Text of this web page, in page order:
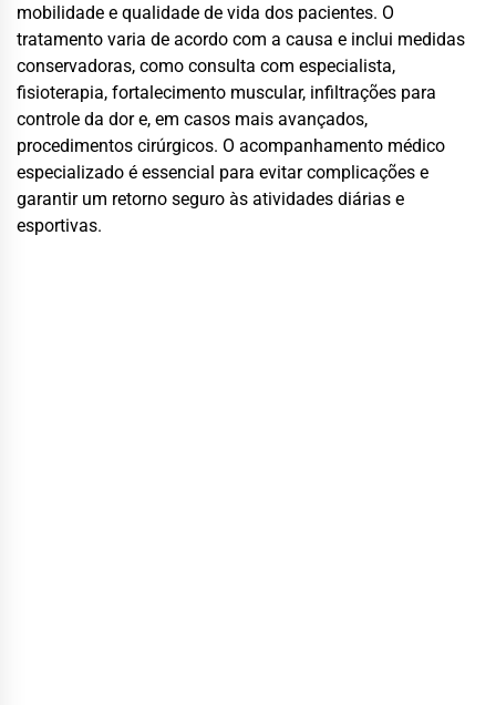
mobilidade e qualidade de vida dos pacientes. O
tratamento varia de acordo com a causa e inclui medidas
conservadoras, como consulta com especialista,
fisioterapia, fortalecimento muscular, infiltrações para
controle da dor e, em casos mais avançados,
procedimentos cirúrgicos. O acompanhamento médico
especializado é essencial para evitar complicações e
garantir um retorno seguro às atividades diárias e
esportivas.